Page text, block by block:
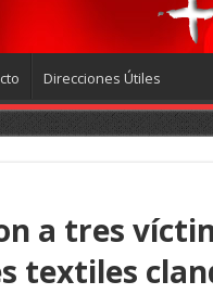
Direcciones Útiles
a tres
textiles